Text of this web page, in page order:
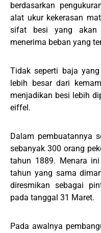
berdasarkan
alat ukur kekerasan
sifat besi yang akan
menerima beban yang
Tidak seperti baja
lebih besar dari
menjadikan besi lebih
eiffel.
Dalam pembuatannya
sebanyak 300 orang
tahun 1889. Menara
tahun yang sama
diresmikan sebagai
pada tanggal 31 Maret.
Pada awalnya